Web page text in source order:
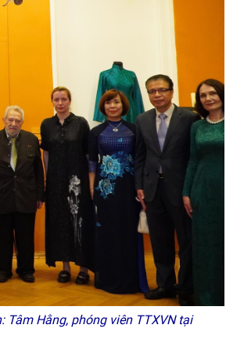
Tâm Hằng, phóng viên TTXVN tại